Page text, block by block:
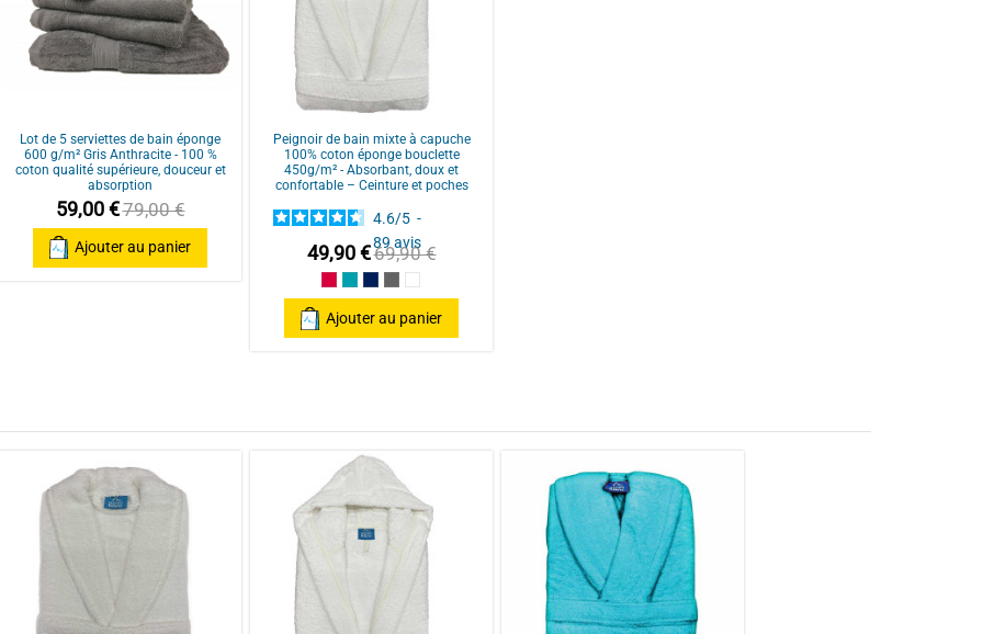
QUALITÉ SUPÉRIEURE : coton épais, très absorbant, séchage rapide. Résistant aux lavages
STYLE CLASSIQUE ET ÉLÉGANT : col châle chic, coupe mixte intemporelle et moderne.
Disponible en plusieurs coloris unis, sobres ou tendance, pour tous les goûts.
Ceinture sous-passante et 2 poches latérales pour un ajustement parfait et un usage
pratique au quotidien.
hygiène et style réunis dans un peignoir doux, pratique et durable.
Voir tous les avis sur ce site
Lot de 5 serviettes de bain éponge
600 g/m² Gris Anthracite - 100 %
coton qualité supérieure, douceur et
absorption
59,00 €79,00 €
Ajouter au panier
Peignoir de bain mixte à capuche
100% coton éponge bouclette
450g/m² - Absorbant, doux et
confortable – Ceinture et poches
4.6/5 -
89 avis
49,90 €69,90 €
Framboise/Fuschia
Bleu Canard
Bleu Marine/Navy Blue
Gris/Grey
Blanc/White
Ajouter au panier